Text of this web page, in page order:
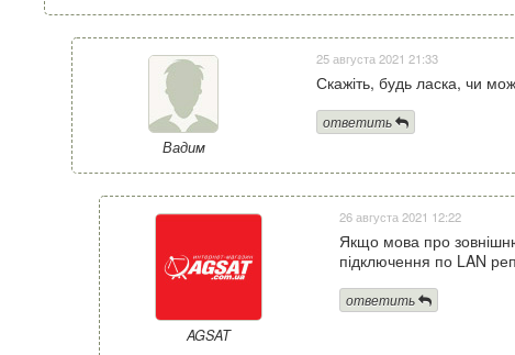
Вадим
25 августа 2021 21:33
Скажіть, будь ласка, чи
ответить
AGSAT
26 августа 2021 12:22
Якщо мова про
підключення по LAN
ответить